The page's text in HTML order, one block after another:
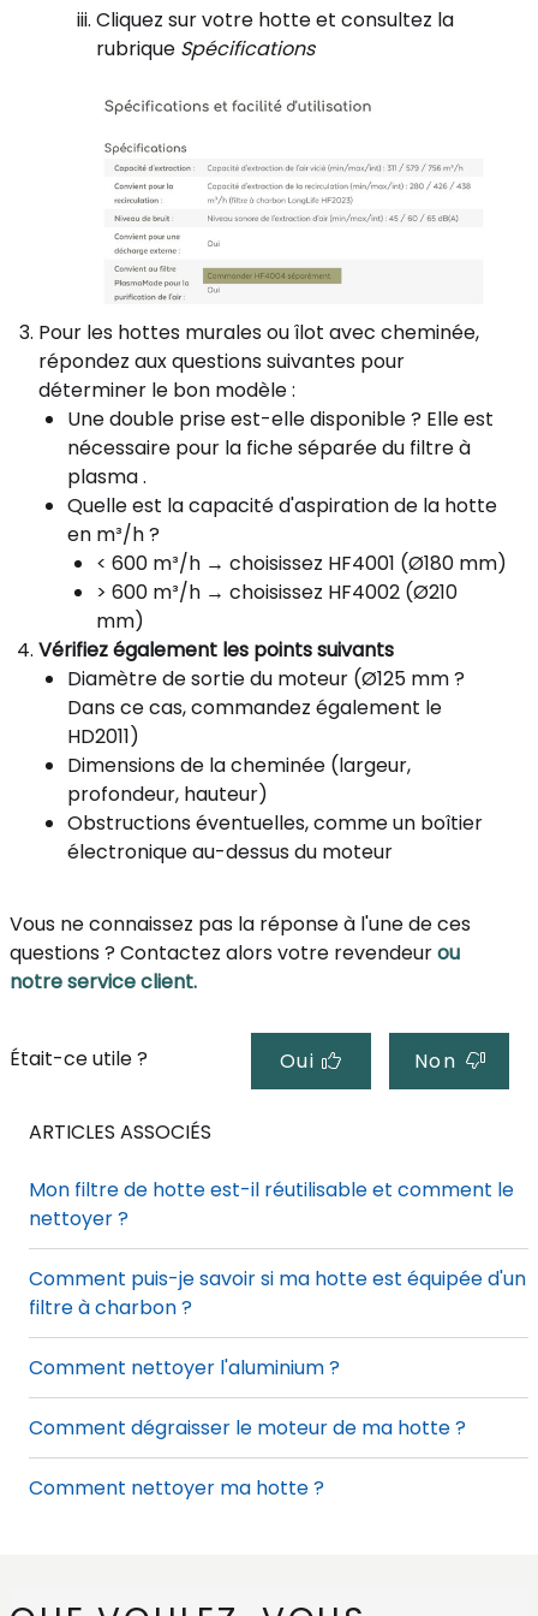
Cliquez sur votre hotte et consultez la
rubrique Spécifications
Pour les hottes murales ou îlot avec cheminée,
répondez aux questions suivantes pour
déterminer le bon modèle :
Une double prise est-elle disponible ? Elle est
nécessaire pour la fiche séparée du filtre à
plasma .
Quelle est la capacité d'aspiration de la hotte
en m³/h ?
< 600 m³/h → choisissez HF4001 (Ø180 mm)
> 600 m³/h → choisissez HF4002 (Ø210
mm)
Vérifiez également les points suivants
Diamètre de sortie du moteur (Ø125 mm ?
Dans ce cas, commandez également le
HD2011)
Dimensions de la cheminée (largeur,
profondeur, hauteur)
Obstructions éventuelles, comme un boîtier
électronique au-dessus du moteur
Vous ne connaissez pas la réponse à l'une de ces
questions ? Contactez alors votre revendeurou
notre service client.
Était-ce utile ? Oui Non
ARTICLES ASSOCIÉS
Mon filtre de hotte est-il réutilisable et comment le
nettoyer ?
Comment puis-je savoir si ma hotte est équipée d'un
filtre à charbon ?
Comment nettoyer l'aluminium ?
Comment dégraisser le moteur de ma hotte ?
Comment nettoyer ma hotte ?